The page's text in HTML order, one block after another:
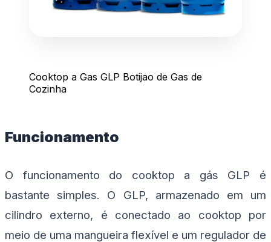
Cooktop a Gas GLP Botijao de Gas de
Cozinha
Funcionamento
O funcionamento do cooktop a gás GLP é
bastante simples. O GLP, armazenado em um
cilindro externo, é conectado ao cooktop por
meio de uma mangueira flexível e um regulador de